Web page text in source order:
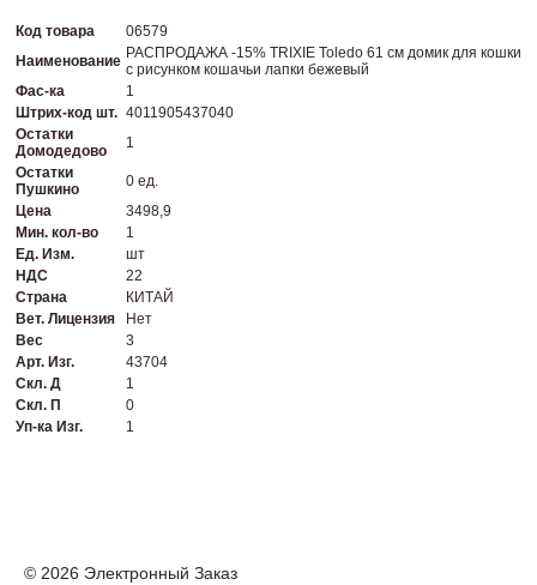
Код товара
06579
Наименование РАСПРОДАЖА -15% TRIXIE Toledo 61 см домик для кошки
с рисунком кошачьи лапки бежевый
Фас-ка
1
Штрих-код шт. 4011905437040
Остатки
Домодедово
1
Остатки
Пушкино
0 ед.
Цена
3498,9
Мин. кол-во
1
Ед. Изм.
шт
НДС
22
Страна
КИТАЙ
Вет. Лицензия
Нет
Вес
3
Арт. Изг.
43704
Скл. Д
1
Скл. П
0
Уп-ка Изг.
1
© 2026 Электронный Заказ